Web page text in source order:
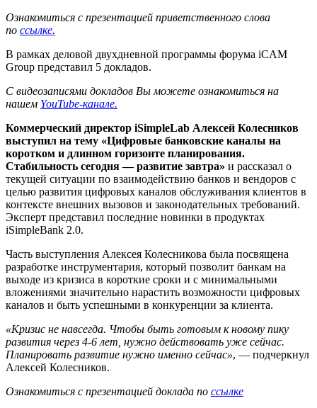
Ознакомиться с презентацией приветственного слова
по ссылке.
В рамках деловой двухдневной программы форума iCAM
Group представил 5 докладов.
С видеозаписями докладов Вы можете ознакомиться на
нашем YouTube-канале.
Коммерческий директор iSimpleLab Алексей Колесников
выступил на тему «Цифровые банковские каналы на
коротком и длинном горизонте планирования.
Стабильность сегодня — развитие завтра» и рассказал о
текущей ситуации по взаимодействию банков и вендоров с
целью развития цифровых каналов обслуживания клиентов в
контексте внешних вызовов и законодательных требований.
Эксперт представил последние новинки в продуктах
iSimpleBank 2.0.
Часть выступления Алексея Колесникова была посвящена
разработке инструментария, который позволит банкам на
выходе из кризиса в короткие сроки и с минимальными
вложениями значительно нарастить возможности цифровых
каналов и быть успешными в конкуренции за клиента.
«Кризис не навсегда. Чтобы быть готовым к новому пику
развития через 4-6 лет, нужно действовать уже сейчас.
Планировать развитие нужно именно сейчас», — подчеркнул
Алексей Колесников.
Ознакомиться с презентацией доклада по ссылке